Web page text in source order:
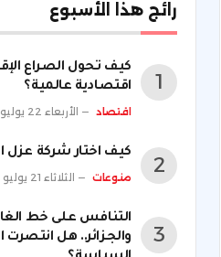
رائج هذا الأسبوع
كيف تحول الصراع
اقتصادية عالمية؟
اقتصاد الأربعاء 22 يوليو 4:49 م
كيف اختار شركة عزل
منوعات الثلاثاء 21 يوليو 9:20 م
التنافس على خط
والجزائر.. هل انتصرت